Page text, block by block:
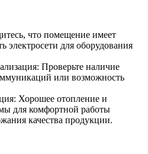
что помещение имеет
электросети для оборудования
Проверьте наличие
или возможность
Хорошее отопление и
для комфортной работы
качества продукции.